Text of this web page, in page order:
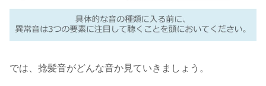
では、捻髪音がどんな音か見ていきましょう。